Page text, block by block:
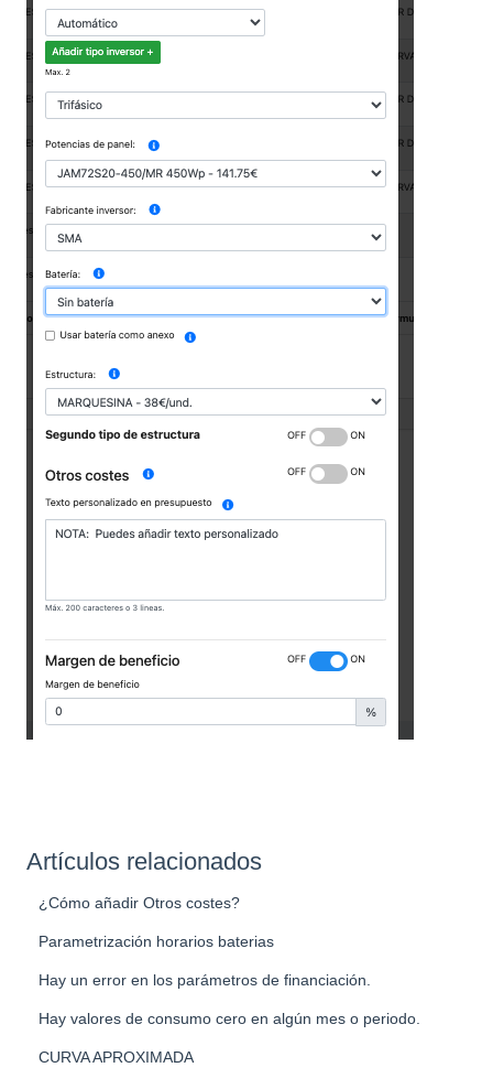
Artículos relacionados
¿Cómo añadir Otros costes?
Parametrización horarios baterias
Hay un error en los parámetros de financiación.
Hay valores de consumo cero en algún mes o periodo.
CURVA APROXIMADA